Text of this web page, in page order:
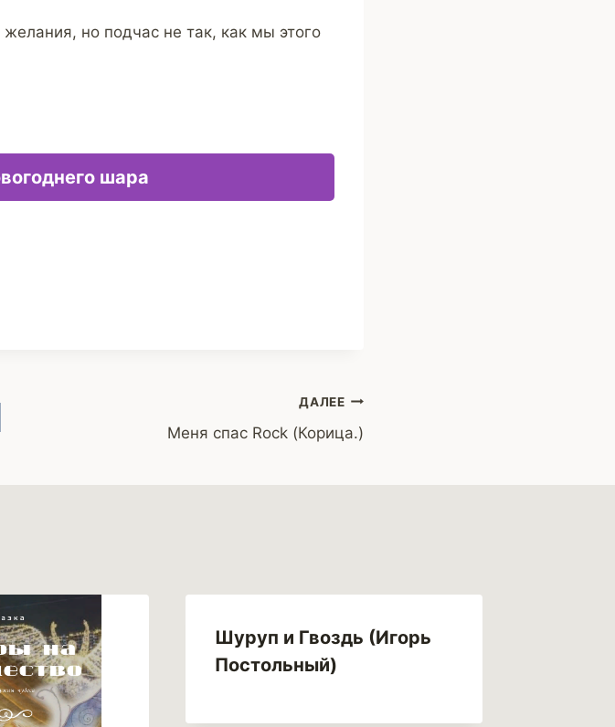
но подчас не так, как мы этого
шара
ДАЛЕЕ
Меня спас Rock (Корица.)
Шуруп и Гвоздь (Игорь
Постольный)